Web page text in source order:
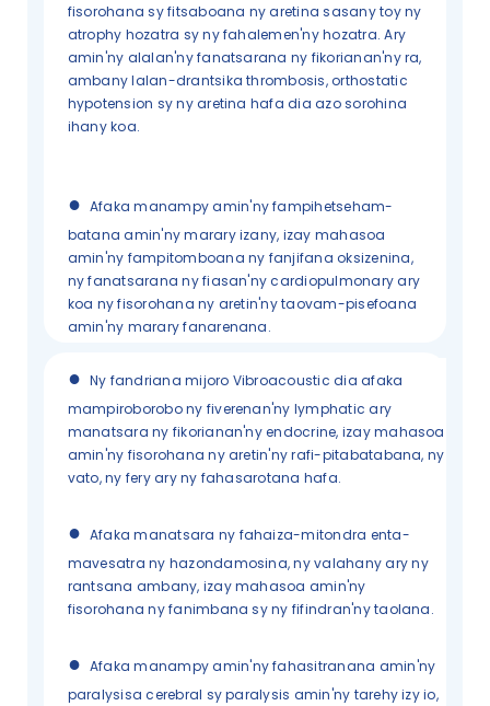
fisorohana sy fitsaboana ny aretina sasany toy ny
atrophy hozatra sy ny fahalemen'ny hozatra. Ary
amin'ny alalan'ny fanatsarana ny fikorianan'ny ra,
ambany lalan-drantsika thrombosis, orthostatic
hypotension sy ny aretina hafa dia azo sorohina
ihany koa.
● Afaka manampy amin'ny fampihetseham-
batana amin'ny marary izany, izay mahasoa
amin'ny fampitomboana ny fanjifana oksizenina,
ny fanatsarana ny fiasan'ny cardiopulmonary ary
koa ny fisorohana ny aretin'ny taovam-pisefoana
amin'ny marary fanarenana.
● Ny fandriana mijoro Vibroacoustic dia afaka
mampiroborobo ny fiverenan'ny lymphatic ary
manatsara ny fikorianan'ny endocrine, izay mahasoa
amin'ny fisorohana ny aretin'ny rafi-pitabatabana, ny
vato, ny fery ary ny fahasarotana hafa.
● Afaka manatsara ny fahaiza-mitondra enta-
mavesatra ny hazondamosina, ny valahany ary ny
rantsana ambany, izay mahasoa amin'ny
fisorohana ny fanimbana sy ny fifindran'ny taolana.
● Afaka manampy amin'ny fahasitranana amin'ny
paralysisa cerebral sy paralysis amin'ny tarehy izy io,